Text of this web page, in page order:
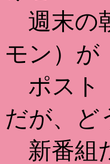
週末の
モン）が
ポスト
だが、ど
新番組